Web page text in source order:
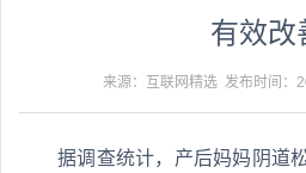
有效改
来源：互联网精选 发布时间：
据调查统计，产后妈妈阴道